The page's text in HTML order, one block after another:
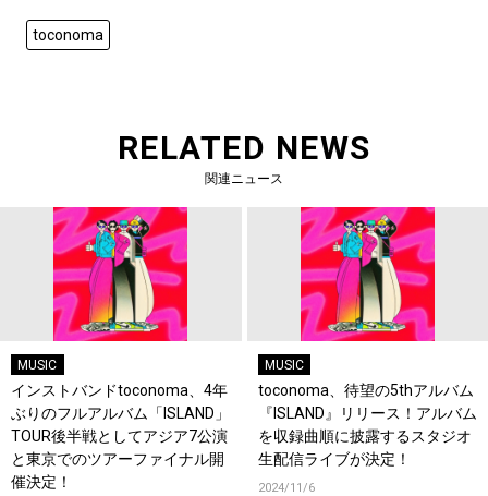
toconoma
RELATED NEWS
関連ニュース
MUSIC
インストバンドtoconoma、4年
ぶりのフルアルバム「ISLAND」
TOUR後半戦としてアジア7公演
と東京でのツアーファイナル開
催決定！
MUSIC
toconoma、待望の5thアルバム
『ISLAND』リリース！アルバム
を収録曲順に披露するスタジオ
生配信ライブが決定！
2024/11/6